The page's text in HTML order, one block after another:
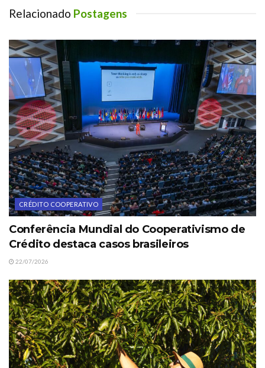
Relacionado Postagens
CRÉDITO COOPERATIVO
Conferência Mundial do Cooperativismo de
Crédito destaca casos brasileiros
22/07/2026